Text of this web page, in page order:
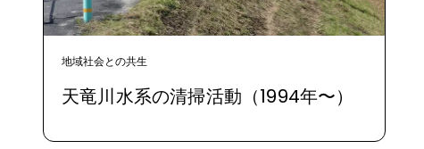
地域社会との共生
天竜川水系の清掃活動（1994年〜）